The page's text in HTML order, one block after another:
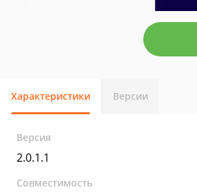
Характеристики Версии
Версия
2.0.1.1
Совместимость